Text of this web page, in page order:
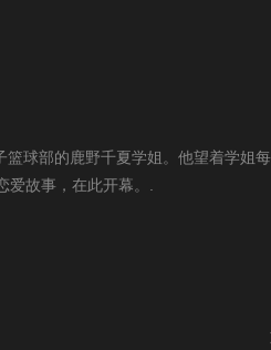
球部的鹿野千夏学姐。他望着学姐
故事，在此开幕。.
如